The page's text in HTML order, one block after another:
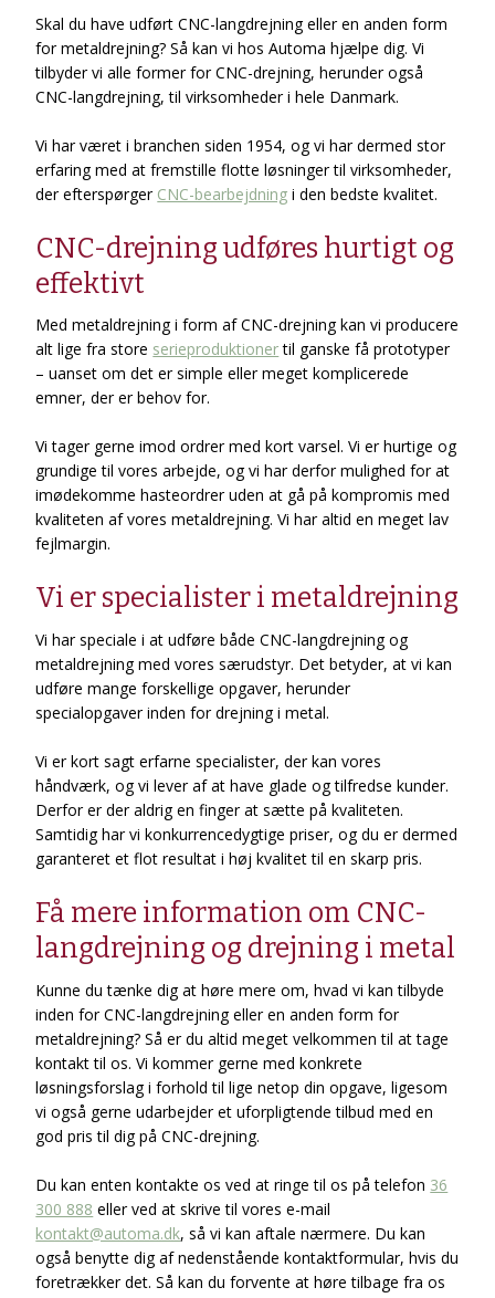
Skal du have udført CNC-langdrejning eller en anden form
for metaldrejning? Så kan vi hos Automa hjælpe dig. Vi
tilbyder vi alle former for CNC-drejning, herunder også
CNC-langdrejning, til virksomheder i hele Danmark.
Vi har været i branchen siden 1954, og vi har dermed stor
erfaring med at fremstille flotte løsninger til virksomheder,
der efterspørger CNC-bearbejdning i den bedste kvalitet.
CNC-drejning udføres hurtigt og
effektivt
Med metaldrejning i form af CNC-drejning kan vi producere
alt lige fra store serieproduktionertil ganske få prototyper
– uanset om det er simple eller meget komplicerede
emner, der er behov for.
Vi tager gerne imod ordrer med kort varsel. Vi er hurtige og
grundige til vores arbejde, og vi har derfor mulighed for at
imødekomme hasteordrer uden at gå på kompromis med
kvaliteten af vores metaldrejning. Vi har altid en meget lav
fejlmargin.
Vi er specialister i metaldrejning
Vi har speciale i at udføre både CNC-langdrejning og
metaldrejning med vores særudstyr. Det betyder, at vi kan
udføre mange forskellige opgaver, herunder
specialopgaver inden for drejning i metal.
Vi er kort sagt erfarne specialister, der kan vores
håndværk, og vi lever af at have glade og tilfredse kunder.
Derfor er der aldrig en finger at sætte på kvaliteten.
Samtidig har vi konkurrencedygtige priser, og du er dermed
garanteret et flot resultat i høj kvalitet til en skarp pris.
Få mere information om CNC-
langdrejning og drejning i metal
​Kunne du tænke dig at høre mere om, hvad vi kan tilbyde
inden for CNC-langdrejning eller en anden form for
metaldrejning? Så er du altid meget velkommen til at tage
kontakt til os. Vi kommer gerne med konkrete
løsningsforslag i forhold til lige netop din opgave, ligesom
vi også gerne udarbejder et uforpligtende tilbud med en
god pris til dig på CNC-drejning.
Du kan enten kontakte os ved at ringe til os på telefon 36
300 888 eller ved at skrive til vores e-mail
kontakt@automa.dk, så vi kan aftale nærmere. Du kan
også benytte dig af nedenstående kontaktformular, hvis du
foretrækker det. Så kan du forvente at høre tilbage fra os